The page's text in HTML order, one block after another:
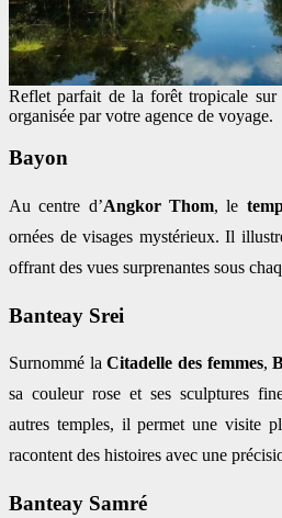
Reflet parfait de la forêt tropicale sur
organisée par votre agence de voyage.
Bayon
Au centre d’Angkor Thom, le
ornées de visages mystérieux. Il
offrant des vues surprenantes sous
Banteay Srei
Surnommé laCitadelle des femmes,
sa couleur rose et ses sculptures
autres temples, il permet une visite
racontent des histoires avec une
Banteay Samré